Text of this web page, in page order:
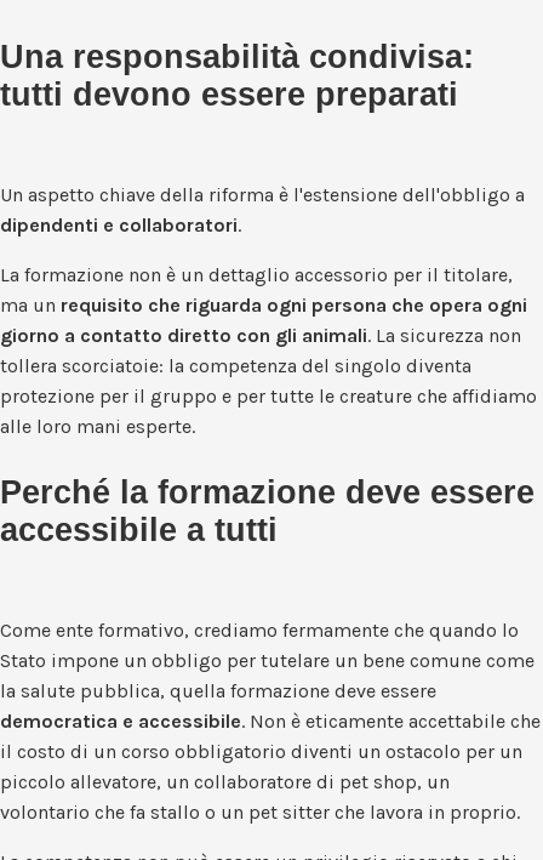
Una responsabilità condivisa:
tutti devono essere preparati
Un aspetto chiave della riforma è l'estensione dell'obbligo a
dipendenti e collaboratori.
La formazione non è un dettaglio accessorio per il titolare,
ma un requisito che riguarda ogni persona che opera ogni
giorno a contatto diretto con gli animali. La sicurezza non
tollera scorciatoie: la competenza del singolo diventa
protezione per il gruppo e per tutte le creature che affidiamo
alle loro mani esperte.
Perché la formazione deve essere
accessibile a tutti
Come ente formativo, crediamo fermamente che quando lo
Stato impone un obbligo per tutelare un bene comune come
la salute pubblica, quella formazione deve essere
democratica e accessibile. Non è eticamente accettabile che
il costo di un corso obbligatorio diventi un ostacolo per un
piccolo allevatore, un collaboratore di pet shop, un
volontario che fa stallo o un pet sitter che lavora in proprio.